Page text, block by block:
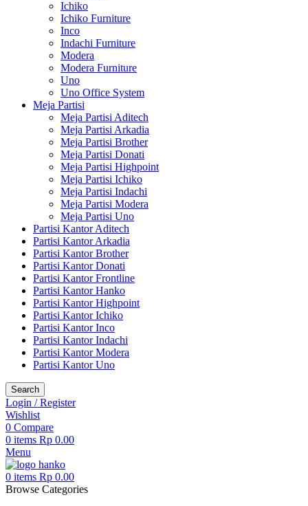
Ichiko
Ichiko Furniture
Inco
Indachi Furniture
Modera
Modera Furniture
Uno
Uno Office System
Meja Partisi
Meja Partisi Aditech
Meja Partisi Arkadia
Meja Partisi Brother
Meja Partisi Donati
Meja Partisi Highpoint
Meja Partisi Ichiko
Meja Partisi Indachi
Meja Partisi Modera
Meja Partisi Uno
Partisi Kantor Aditech
Partisi Kantor Arkadia
Partisi Kantor Brother
Partisi Kantor Donati
Partisi Kantor Frontline
Partisi Kantor Hanko
Partisi Kantor Highpoint
Partisi Kantor Ichiko
Partisi Kantor Inco
Partisi Kantor Indachi
Partisi Kantor Modera
Partisi Kantor Uno
Search
Login / Register
Wishlist
0 Compare
0 items Rp 0.00
Menu
0 items Rp 0.00
Browse Categories